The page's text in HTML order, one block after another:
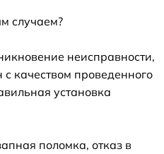
случаем?
неисправности,
качеством проведенного
установка
поломка, отказ в